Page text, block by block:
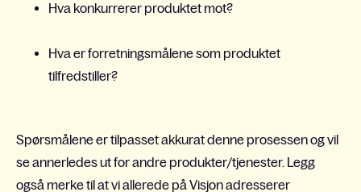
Hva konkurrerer produktet mot?
Hva er forretningsmålene som produktet
tilfredstiller?
Spørsmålene er tilpasset akkurat denne prosessen og vil
se annerledes ut for andre produkter/tjenester. Legg
også merke til at vi allerede på Visjon adresserer